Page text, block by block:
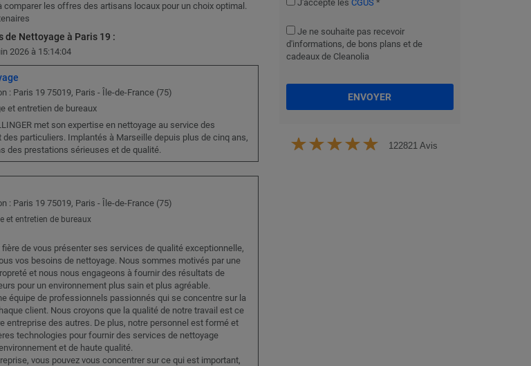
comparer les offres des artisans locaux pour un choix optimal.
de Nettoyage à Paris 19 :
2026 à 15:14:04
: Paris 19 75019, Paris - Île-de-France (75)
et entretien de bureaux
met son expertise en nettoyage au service des
particuliers. Implantés à Marseille depuis plus de cinq ans,
des prestations sérieuses et de qualité.
: Paris 19 75019, Paris - Île-de-France (75)
et entretien de bureaux
de vous présenter ses services de qualité exceptionnelle,
vos besoins de nettoyage. Nous sommes motivés par une
et nous nous engageons à fournir des résultats de
pour un environnement plus sain et plus agréable.
équipe de professionnels passionnés qui se concentre sur la
client. Nous croyons que la qualité de notre travail est ce
entreprise des autres. De plus, notre personnel est formé et
technologies pour fournir des services de nettoyage
et de haute qualité.
vous pouvez vous concentrer sur ce qui est important,
J'accepte les CGUS *
Je ne souhaite pas recevoir
d'informations, de bons plans et de
cadeaux de Cleanolia
ENVOYER
122821 Avis